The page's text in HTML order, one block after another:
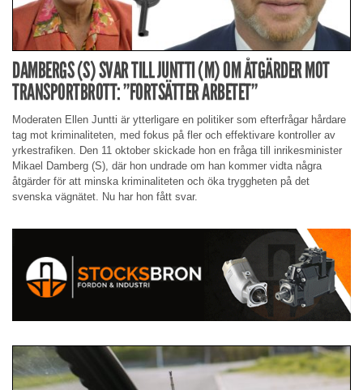
DAMBERGS (S) SVAR TILL JUNTTI (M) OM ÅTGÄRDER MOT
TRANSPORTBROTT: ”FORTSÄTTER ARBETET”
Moderaten Ellen Juntti är ytterligare en politiker som efterfrågar hårdare
tag mot kriminaliteten, med fokus på fler och effektivare kontroller av
yrkestrafiken. Den 11 oktober skickade hon en fråga till inrikesminister
Mikael Damberg (S), där hon undrade om han kommer vidta några
åtgärder för att minska kriminaliteten och öka tryggheten på det
svenska vägnätet. Nu har hon fått svar.